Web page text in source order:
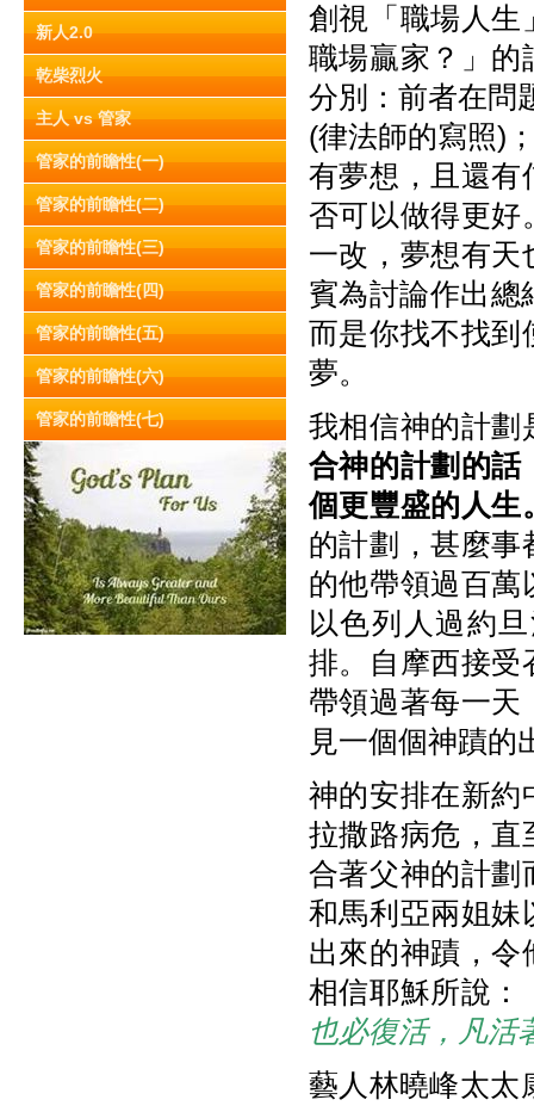
新人2.0
乾柴烈火
主人 vs 管家
管家的前瞻性(一)
管家的前瞻性(二)
管家的前瞻性(三)
管家的前瞻性(四)
管家的前瞻性(五)
管家的前瞻性(六)
管家的前瞻性(七)
創視「職場人生
職場贏家？」的
分別：前者在問
(律法師的寫照)
有夢想，且還有
否可以做得更好
一改，夢想有天
賓為討論作出總
而是你找不找到
夢。
我相信神的計劃
合神的計劃的話
個更豐盛的人生
的計劃，甚麼事
的他帶領過百萬
以色列人過約
排。自摩西接受
帶領過著每一天
見一個個神蹟
神的安排在新約
拉撒路病危，直
合著父神的計劃
和馬利亞兩姐妹
出來的神蹟，令
相信耶穌所說：
也必復活，凡活
藝人林曉峰太太